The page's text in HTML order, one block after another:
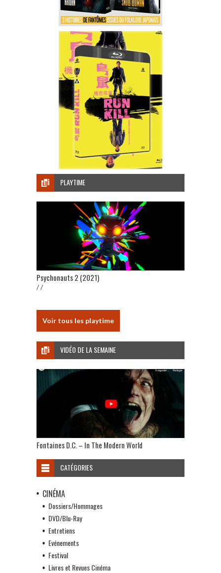
PLAYTIME
Psychonauts 2 (2021)
/ /
Voir tous les playtime
VIDÉO DE LA SEMAINE
Fontaines D.C. – In The Modern World
CATÉGORIES
CINÉMA
Dossiers/Hommages
DVD/Blu-Ray
Entretiens
Evénements
Festival
Livres et Revues Cinéma